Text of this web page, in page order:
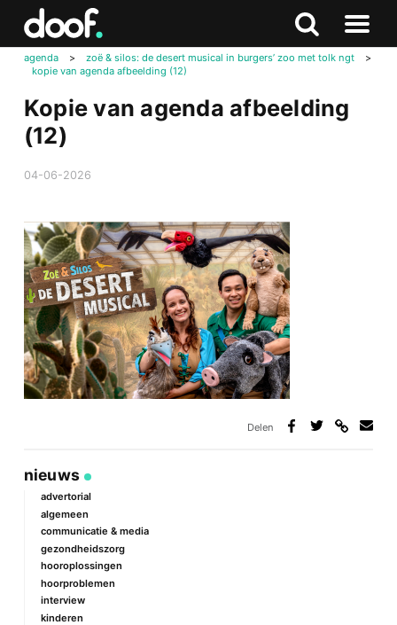
Zoeken
Naar
menu
agenda > zoë & silos: de desert musical in burgers’ zoo met tolk ngt
>
kopie van agenda afbeelding (12)
Kopie van agenda afbeelding
(12)
04-06-2026
Delen
nieuws
advertorial
algemeen
communicatie & media
gezondheidszorg
hooroplossingen
hoorproblemen
interview
kinderen
Doof.nl
Zoeken
naar